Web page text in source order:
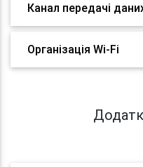
Канал передачі
Організація Wi-Fi